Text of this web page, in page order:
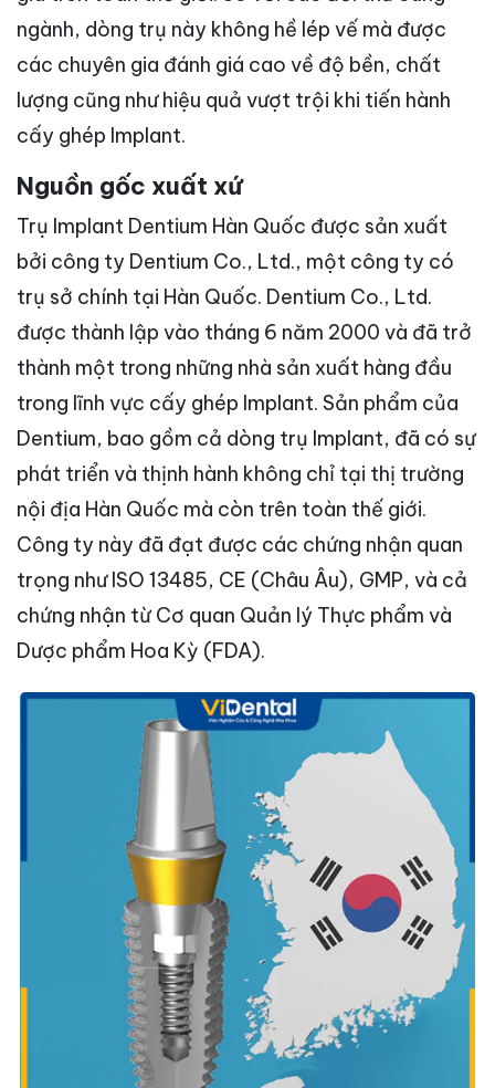
ngành, dòng trụ này không hề lép vế mà được
các chuyên gia đánh giá cao về độ bền, chất
lượng cũng như hiệu quả vượt trội khi tiến hành
cấy ghép Implant.
Nguồn gốc xuất xứ
Trụ Implant Dentium Hàn Quốc được sản xuất
bởi công ty Dentium Co., Ltd., một công ty có
trụ sở chính tại Hàn Quốc. Dentium Co., Ltd.
được thành lập vào tháng 6 năm 2000 và đã trở
thành một trong những nhà sản xuất hàng đầu
trong lĩnh vực cấy ghép Implant. Sản phẩm của
Dentium, bao gồm cả dòng trụ Implant, đã có sự
phát triển và thịnh hành không chỉ tại thị trường
nội địa Hàn Quốc mà còn trên toàn thế giới.
Công ty này đã đạt được các chứng nhận quan
trọng như ISO 13485, CE (Châu Âu), GMP, và cả
chứng nhận từ Cơ quan Quản lý Thực phẩm và
Dược phẩm Hoa Kỳ (FDA).